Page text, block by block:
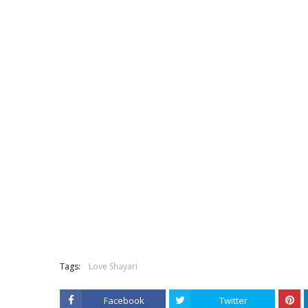
Tags: Love Shayari
Facebook Twitter